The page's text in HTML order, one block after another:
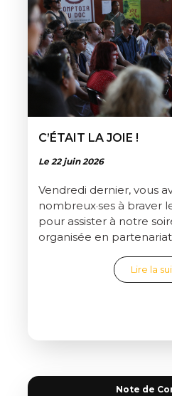
C’ÉTAIT LA JOIE !
Le 22 juin 2026
Vendredi dernier, vous
nombreux·ses à braver
pour assister à notre
organisée en
Lire la
Note de